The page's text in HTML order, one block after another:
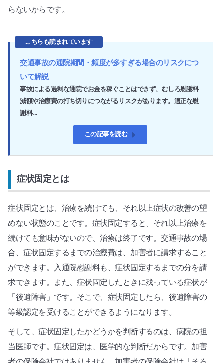
らないからです。
こちらも読まれています
交通事故の通院期間・頻度が多すぎる場合のリスクにつ
いて解説
事故による過剰な通院でお金を稼ぐことはできず、むしろ慰謝料
減額や治療費の打ち切りにつながるリスクがあります。適正な慰
謝料...
この記事を読む
症状固定とは
症状固定とは、治療を続けても、それ以上症状の改善の望
めない状態のことです。症状固定すると、それ以上治療を
続けても意味がないので、治療は終了です。交通事故の場
合、症状固定するまでの治療費は、加害者に請求すること
ができます。入通院慰謝料も、症状固定するまでの分を請
求できます。また、症状固定したときに残っている症状が
「後遺障害」です。そこで、症状固定したら、後遺障害の
等級認定を受けることができるようになります。
そして、症状固定したかどうかを判断するのは、病院の担
当医師です。症状固定は、医学的な判断だからです。加害
者の保険会社ではありません。加害者の保険会社は「そろ